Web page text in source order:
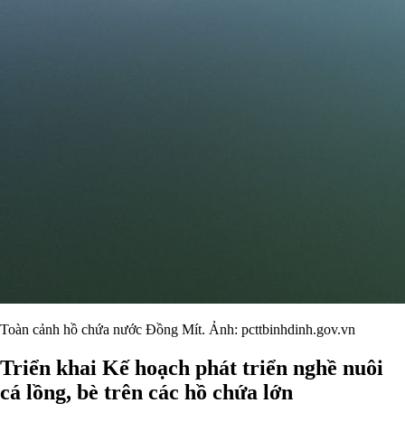
Toàn cảnh hồ chứa nước Đồng Mít. Ảnh: pcttbinhdinh.gov.vn
Triển khai Kế hoạch phát triển nghề nuôi
cá lồng, bè trên các hồ chứa lớn